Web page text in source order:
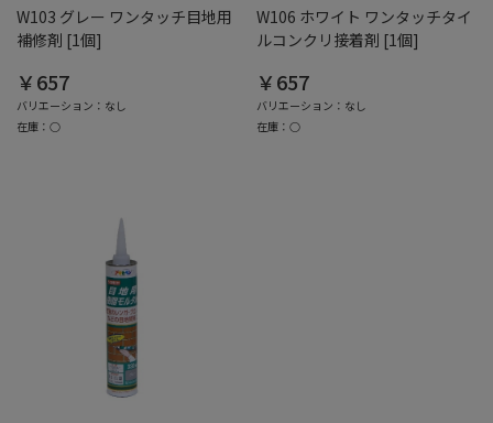
W103 グレー ワンタッチ目地用
補修剤 [1個]
￥657
バリエーション：なし
在庫：○
W106 ホワイト ワンタッチタイ
ルコンクリ接着剤 [1個]
￥657
バリエーション：なし
在庫：○